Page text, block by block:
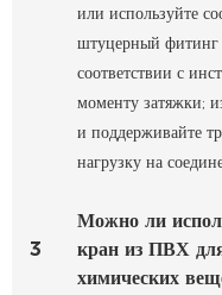
или используйте
штуцерный фитинг
соответствии с
моменту затяжки;
и поддерживайте
нагрузку на
3
Можно ли
кран из ПВХ
химических